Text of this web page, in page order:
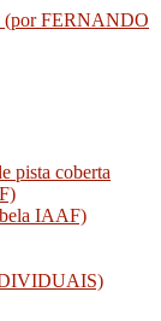
(por FERNANDO
pista coberta
IAAF)